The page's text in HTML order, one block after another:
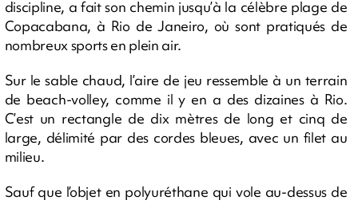
discipline, a fait son chemin jusqu’à la célèbre plage de
Copacabana, à Rio de Janeiro, où sont pratiqués de
nombreux sports en plein air.
Sur le sable chaud, l’aire de jeu ressemble à un terrain
de beach-volley, comme il y en a des dizaines à Rio.
C’est un rectangle de dix mètres de long et cinq de
large, délimité par des cordes bleues, avec un filet au
milieu.
Sauf que l’objet en polyuréthane qui vole au-dessus de